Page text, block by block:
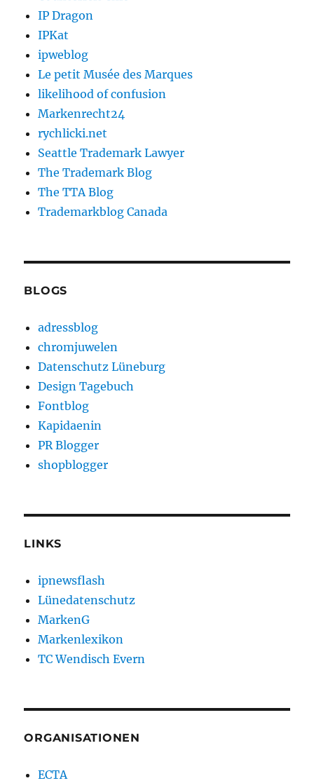
IP Dragon
IPKat
ipweblog
Le petit Musée des Marques
likelihood of confusion
Markenrecht24
rychlicki.net
Seattle Trademark Lawyer
The Trademark Blog
The TTA Blog
Trademarkblog Canada
BLOGS
adressblog
chromjuwelen
Datenschutz Lüneburg
Design Tagebuch
Fontblog
Kapidaenin
PR Blogger
shopblogger
LINKS
ipnewsflash
Lünedatenschutz
MarkenG
Markenlexikon
TC Wendisch Evern
ORGANISATIONEN
ECTA